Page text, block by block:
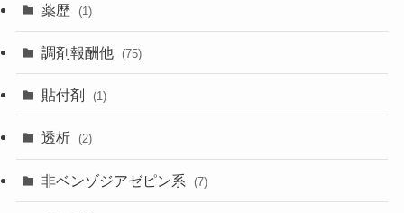
薬歴 (1)
調剤報酬他 (75)
貼付剤 (1)
透析 (2)
非ベンゾジアゼピン系 (7)